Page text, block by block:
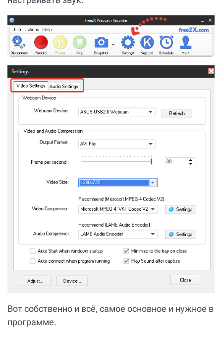
Вот собственно и всё, самое основное и нужное в
программе.